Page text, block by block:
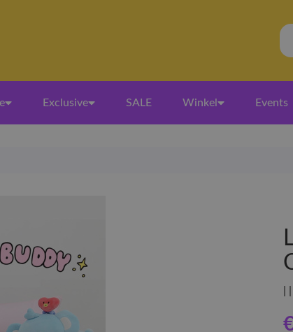
Exclusive SALE Winkel Events
|